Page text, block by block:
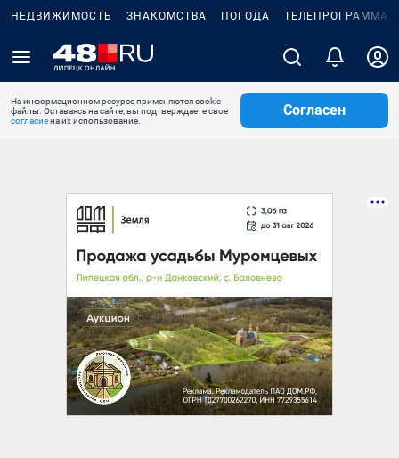
НЕДВИЖИМОСТЬ ЗНАКОМСТВА ПОГОДА ТЕЛЕПРОГРАММА
На информационном ресурсе применяются cookie-
файлы. Оставаясь на сайте, вы подтверждаете свое
согласиена их использование.
Согласен